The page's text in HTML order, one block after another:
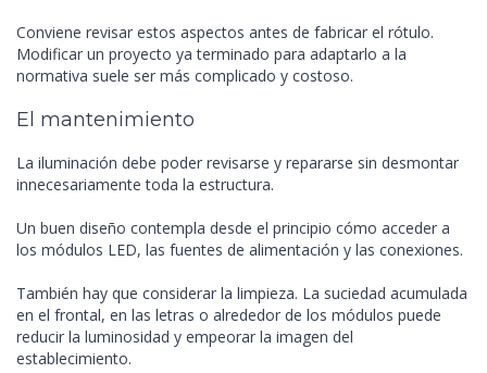
Conviene revisar estos aspectos antes de fabricar el rótulo.
Modificar un proyecto ya terminado para adaptarlo a la
normativa suele ser más complicado y costoso.
El mantenimiento
La iluminación debe poder revisarse y repararse sin desmontar
innecesariamente toda la estructura.
Un buen diseño contempla desde el principio cómo acceder a
los módulos LED, las fuentes de alimentación y las conexiones.
También hay que considerar la limpieza. La suciedad acumulada
en el frontal, en las letras o alrededor de los módulos puede
reducir la luminosidad y empeorar la imagen del
establecimiento.